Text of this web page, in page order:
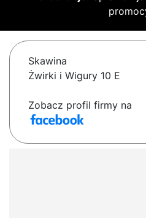
Skawina
Żwirki i Wigury 10 E
Zobacz profil firmy na